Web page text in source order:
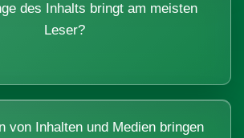
des Inhalts bringt am meisten
Leser?
von Inhalten und Medien bringen